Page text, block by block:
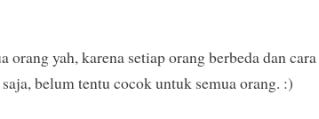
orang yah, karena setiap orang berbeda dan
belum tentu cocok untuk semua orang. :)